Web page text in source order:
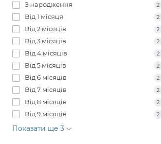
З народження 2
Від 1 місяця 2
Від 2 місяців 2
Від 3 місяців 2
Від 4 місяців 2
Від 5 місяців 2
Від 6 місяців 2
Від 7 місяців 2
Від 8 місяців 2
Від 9 місяців 2
Показати ще 3